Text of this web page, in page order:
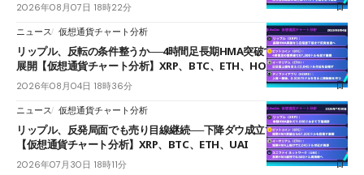
2026年08月07日 18時22分
ニュース 仮想通貨チャート分析
リップル、反転の条件整うか──4時間足長期HMA突破で雲下端を目指す
展開【仮想通貨チャート分析】XRP、BTC、ETH、HOME
2026年08月04日 18時36分
ニュース 仮想通貨チャート分析
リップル、反発局面でも売り目線継続──下降ダウ成立で下値追う展開
【仮想通貨チャート分析】XRP、BTC、ETH、UAI
2026年07月30日 18時11分